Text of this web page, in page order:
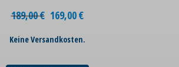
189,00€ 169,00€
Keine Versandkosten.